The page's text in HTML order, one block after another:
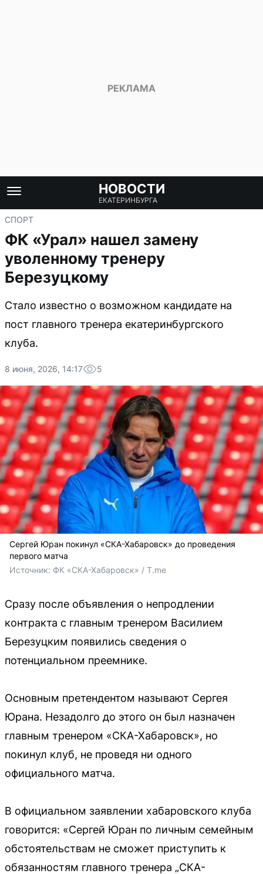
НОВОСТИ
ЕКАТЕРИНБУРГА
СПОРТ
ФК «Урал» нашел замену
уволенному тренеру
Березуцкому
Стало известно о возможном кандидате на
пост главного тренера екатеринбургского
клуба.
8 июня, 2026, 14:17 5
Сергей Юран покинул «СКА-Хабаровск» до проведения
первого матча
Источник: ФК «СКА-Хабаровск» / T.me
Сразу после объявления о непродлении
контракта с главным тренером Василием
Березуцким появились сведения о
потенциальном преемнике.
Основным претендентом называют Сергея
Юрана. Незадолго до этого он был назначен
главным тренером «СКА-Хабаровск», но
покинул клуб, не проведя ни одного
официального матча.
В официальном заявлении хабаровского клуба
говорится: «Сергей Юран по личным семейным
обстоятельствам не сможет приступить к
обязанностям главного тренера „СКА-